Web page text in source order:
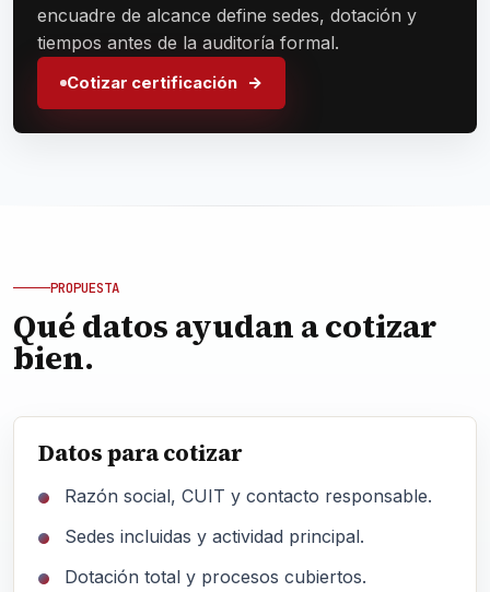
encuadre de alcance define sedes, dotación y
tiempos antes de la auditoría formal.
Cotizar certificación
PROPUESTA
Qué datos ayudan a cotizar
bien.
Datos para cotizar
Razón social, CUIT y contacto responsable.
Sedes incluidas y actividad principal.
Dotación total y procesos cubiertos.